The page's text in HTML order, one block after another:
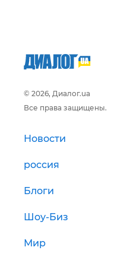
© 2026, Диалог.ua
Все права защищены.
Новости
россия
Блоги
Шоу-Биз
Мир